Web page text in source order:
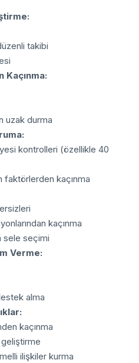
takibi
Kaçınma:
uzak durma
kontrolleri (özellikle 40
faktörlerden kaçınma
kaçınma
sele seçimi
Verme:
alma
kaçınma
geliştirme
ilişkiler kurma